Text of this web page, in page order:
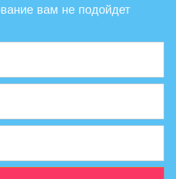
вам не подойдет